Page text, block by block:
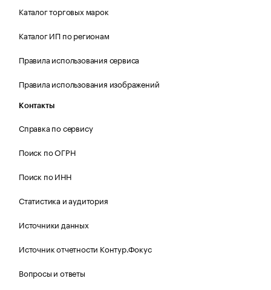
Каталог торговых марок
Каталог ИП по регионам
Правила использования сервиса
Правила использования изображений
Контакты
Справка по сервису
Поиск по ОГРН
Поиск по ИНН
Статистика и аудитория
Источники данных
Источник отчетности Контур.Фокус
Вопросы и ответы